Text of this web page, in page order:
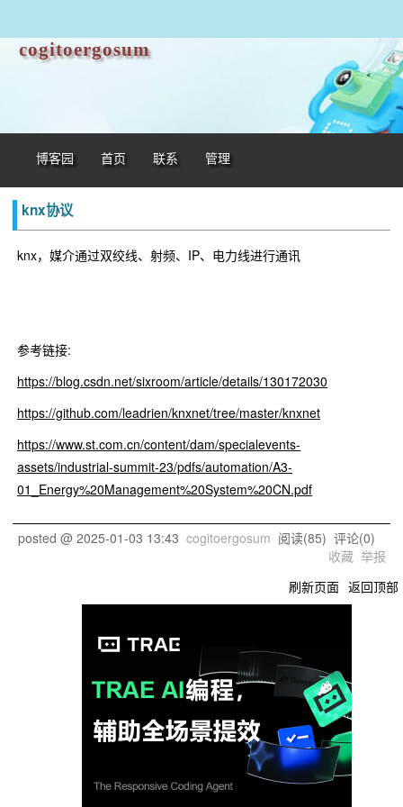
cogitoergosum
博客园 首页 联系 管理
knx协议
knx，媒介通过双绞线、射频、IP、电力线进行通讯
参考链接:
https://blog.csdn.net/sixroom/article/details/130172030
https://github.com/leadrien/knxnet/tree/master/knxnet
https://www.st.com.cn/content/dam/specialevents-
assets/industrial-summit-23/pdfs/automation/A3-
01_Energy%20Management%20System%20CN.pdf
posted @ 2025-01-03 13:43 cogitoergosum 阅读(85) 评论(0)
收藏 举报
刷新页面 返回顶部